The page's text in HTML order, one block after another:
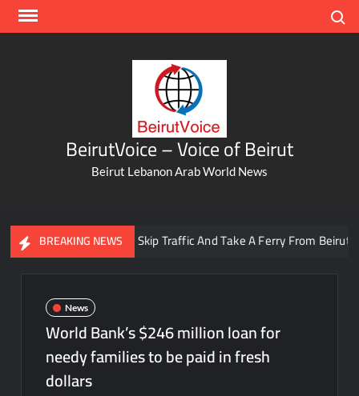
Skip
BeirutVoice – Voice of Beirut
Beirut Lebanon Arab World News
BREAKING NEWS
You Can Now Skip Traffic And Take A Ferry From Beirut To
News
World Bank’s $246 million loan for
needy families to be paid in fresh
dollars